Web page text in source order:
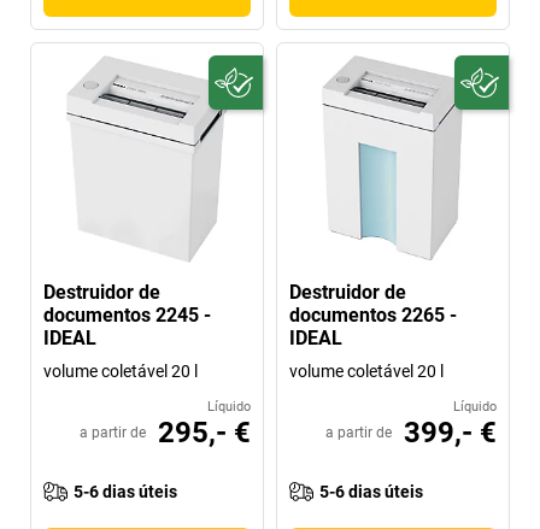
Destruidor de
documentos 2245 -
IDEAL
volume coletável 20 l
Líquido
a partir de 295,- €
5-6 dias úteis
Destruidor de
documentos 2265 -
IDEAL
volume coletável 20 l
Líquido
a partir de 399,- €
5-6 dias úteis